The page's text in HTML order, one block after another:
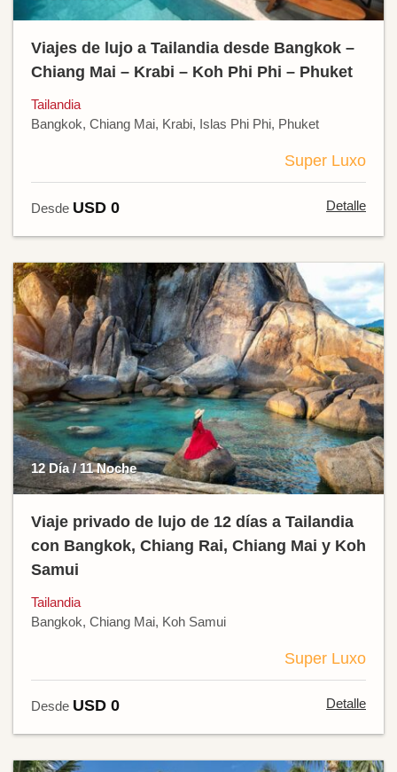
Viajes de lujo a Tailandia desde Bangkok –
Chiang Mai – Krabi – Koh Phi Phi – Phuket
Tailandia
Bangkok, Chiang Mai, Krabi, Islas Phi Phi, Phuket
Super Luxo
Desde USD 0 Detalle
12 Día / 11 Noche
Viaje privado de lujo de 12 días a Tailandia
con Bangkok, Chiang Rai, Chiang Mai y Koh
Samui
Tailandia
Bangkok, Chiang Mai, Koh Samui
Super Luxo
Desde USD 0 Detalle